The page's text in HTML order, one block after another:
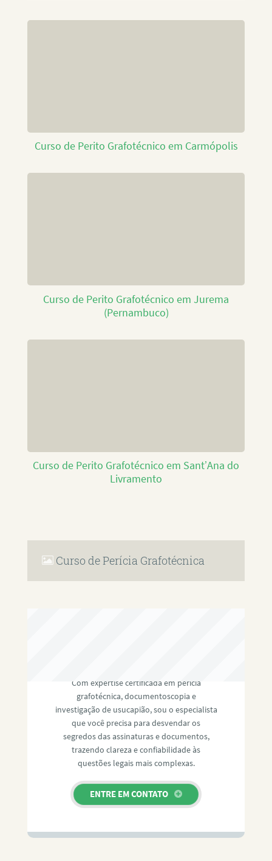
Curso de Perito Grafotécnico em Carmópolis
Curso de Perito Grafotécnico em Jurema
(Pernambuco)
Curso de Perito Grafotécnico em Sant’Ana do
Livramento
Curso de Perícia Grafotécnica
Com expertise certificada em perícia
grafotécnica, documentoscopia e
investigação de usucapião, sou o especialista
que você precisa para desvendar os
segredos das assinaturas e documentos,
trazendo clareza e confiabilidade às
questões legais mais complexas.
ENTRE EM CONTATO